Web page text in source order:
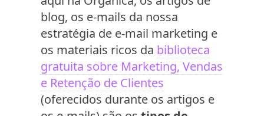
blog, os e-mails da nossa
estratégia de e-mail marketing e
os materiais ricos da biblioteca
gratuita sobre Marketing, Vendas
e Retenção de Clientes
(oferecidos durante os artigos e